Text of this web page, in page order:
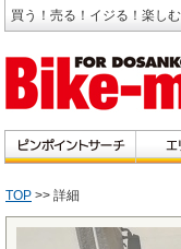
買う！売る！イジる！楽し
TOP >> 詳細